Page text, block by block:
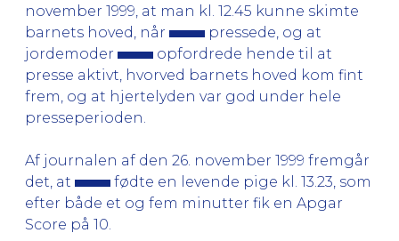
november 1999, at man kl. 12.45 kunne skimte
barnets hoved, når
pressede, og at
jordemoder
opfordrede hende til at
presse aktivt, hvorved barnets hoved kom fint
frem, og at hjertelyden var god under hele
presseperioden.
Af journalen af den 26. november 1999 fremgår
det, at
fødte en levende pige kl. 13.23, som
efter både et og fem minutter fik en Apgar
Score på 10.